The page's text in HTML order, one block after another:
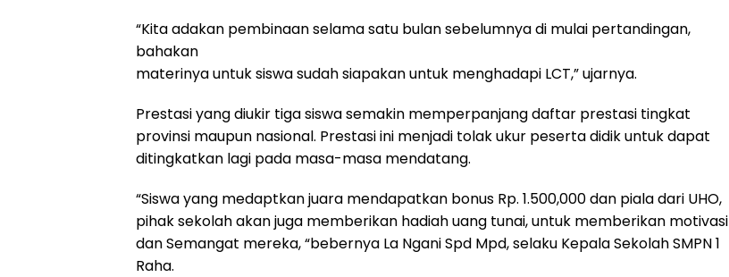
“Kita adakan pembinaan selama satu bulan sebelumnya di mulai pertandingan,
bahakan
materinya untuk siswa sudah siapakan untuk menghadapi LCT,” ujarnya.
Prestasi yang diukir tiga siswa semakin memperpanjang daftar prestasi tingkat
provinsi maupun nasional. Prestasi ini menjadi tolak ukur peserta didik untuk dapat
ditingkatkan lagi pada masa-masa mendatang.
“Siswa yang medaptkan juara mendapatkan bonus Rp. 1.500,000 dan piala dari UHO,
pihak sekolah akan juga memberikan hadiah uang tunai, untuk memberikan motivasi
dan Semangat mereka, “bebernya La Ngani Spd Mpd, selaku Kepala Sekolah SMPN 1
Raha.